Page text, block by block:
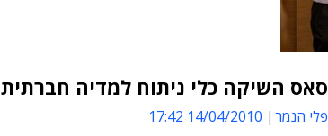
סאס השיקה כלי ניתוח למדיה חברתית
פלי הנמר 14/04/2010 17:42